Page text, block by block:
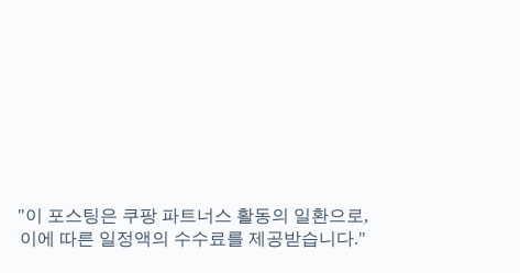
"이 포스팅은 쿠팡 파트너스 활동의 일환으로,
이에 따른 일정액의 수수료를 제공받습니다."